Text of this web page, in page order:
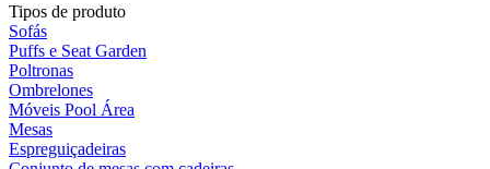
Tipos de produto
Sofás
Puffs e Seat Garden
Poltronas
Ombrelones
Móveis Pool Área
Mesas
Espreguiçadeiras